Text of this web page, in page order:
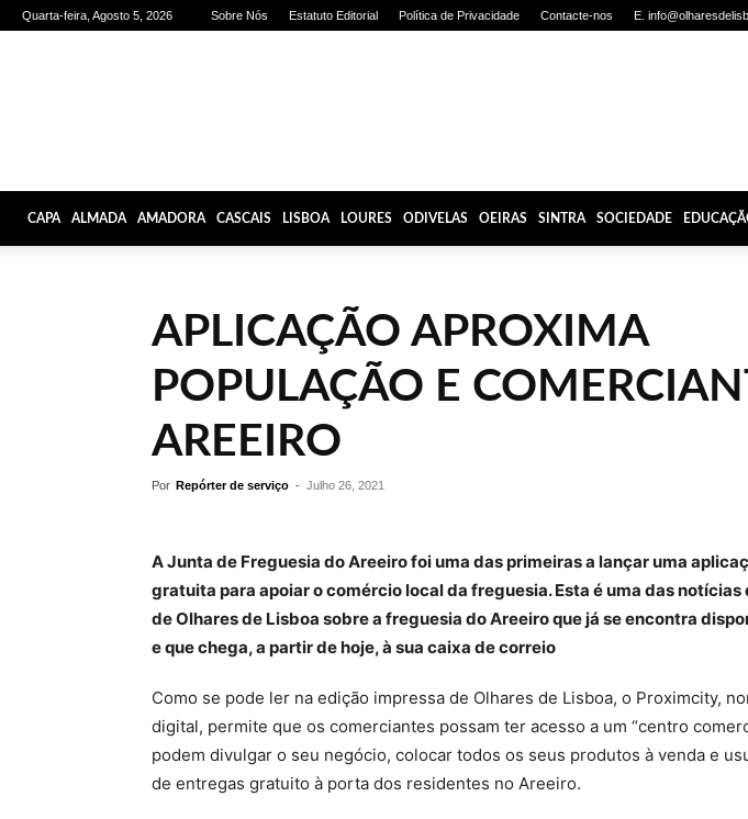
Quarta-feira, Agosto 5, 2026 Sobre Nós Estatuto Editorial Política de Privacidade Contacte-nos E.
CAPA ALMADA AMADORA CASCAIS LISBOA LOURES ODIVELAS OEIRAS SINTRA SOCIEDADE
APLICAÇÃO APROXIMA
POPULAÇÃO E
AREEIRO
Por Repórter de serviço - Julho 26, 2021
A Junta de Freguesia do Areeiro foi uma das primeiras a lançar uma
gratuita para apoiar o comércio local da freguesia. Esta é uma das
de Olhares de Lisboa sobre a freguesia do Areeiro que já se encontra
e que chega, a partir de hoje, à sua caixa de correio
Como se pode ler na edição impressa de Olhares de Lisboa, o Proximcity,
digital, permite que os comerciantes possam ter acesso a um “centro
podem divulgar o seu negócio, colocar todos os seus produtos à venda e
de entregas gratuito à porta dos residentes no Areeiro.